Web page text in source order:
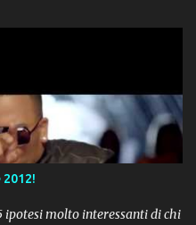
molto interessanti di chi